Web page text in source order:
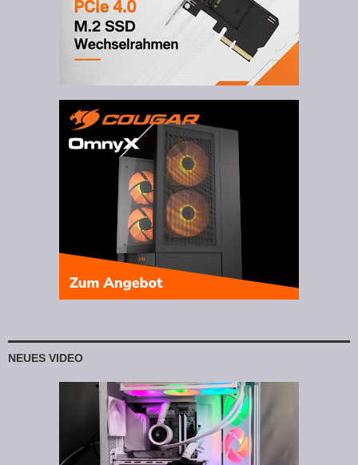
NEUES VIDEO